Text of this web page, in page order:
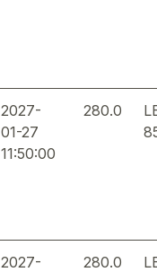
2027-
01-27
11:50:00
280.0
2027-
280.0